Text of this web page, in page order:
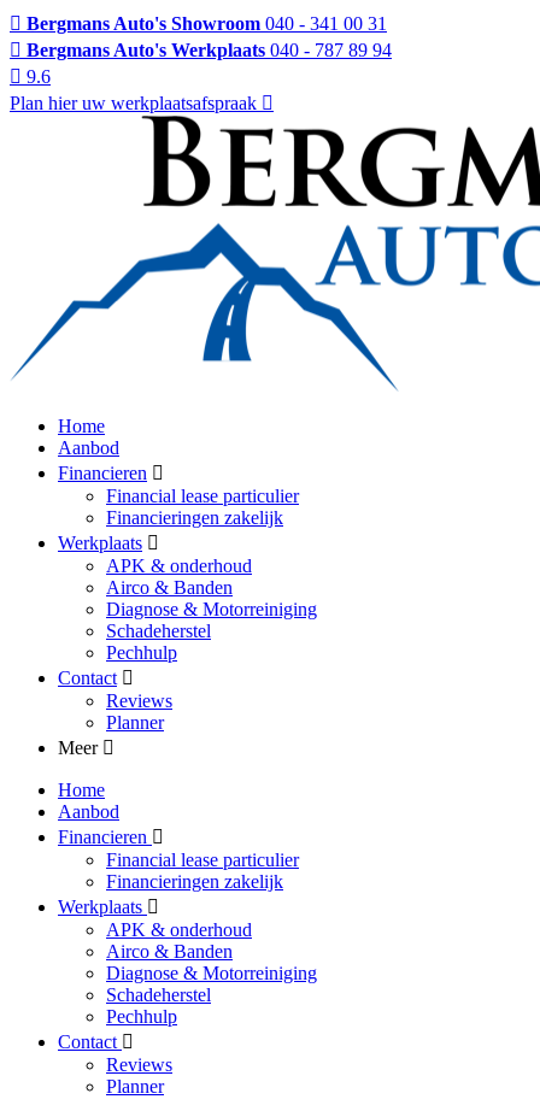
Bergmans Auto's Showroom 040 - 341 00 31
Bergmans Auto's Werkplaats 040 - 787 89 94
9.6
Plan hier uw werkplaatsafspraak
Home
Aanbod
Financieren
Financial lease particulier
Financieringen zakelijk
Werkplaats
APK & onderhoud
Airco & Banden
Diagnose & Motorreiniging
Schadeherstel
Pechhulp
Contact
Reviews
Planner
Meer
Home
Aanbod
Financieren
Financial lease particulier
Financieringen zakelijk
Werkplaats
APK & onderhoud
Airco & Banden
Diagnose & Motorreiniging
Schadeherstel
Pechhulp
Contact
Reviews
Planner